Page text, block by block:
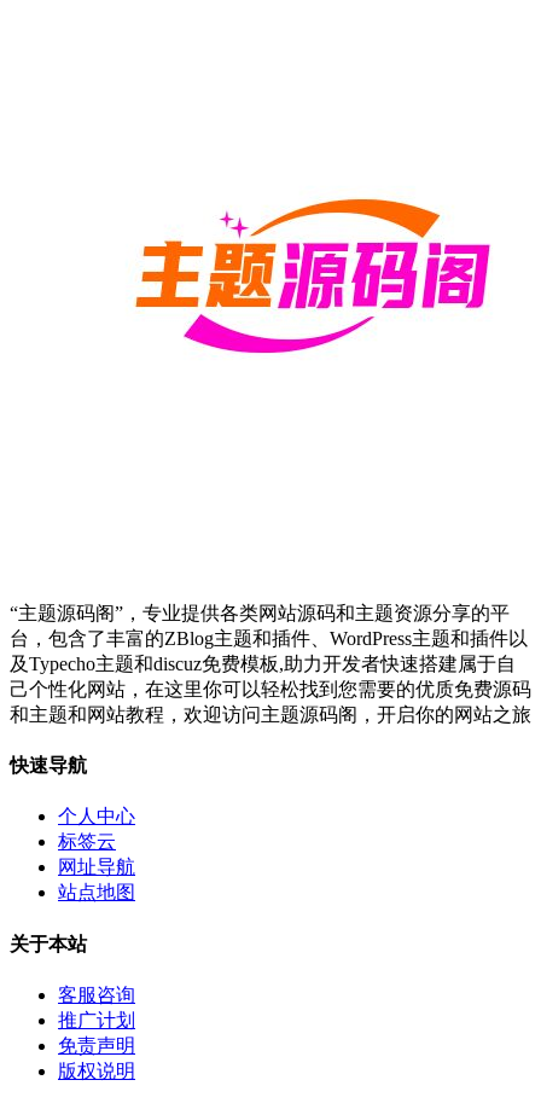
“主题源码阁”，专业提供各类网站源码和主题资源分享的平
台，包含了丰富的ZBlog主题和插件、WordPress主题和插件以
及Typecho主题和discuz免费模板,助力开发者快速搭建属于自
己个性化网站，在这里你可以轻松找到您需要的优质免费源码
和主题和网站教程，欢迎访问主题源码阁，开启你的网站之旅
快速导航
个人中心
标签云
网址导航
站点地图
关于本站
客服咨询
推广计划
免责声明
版权说明